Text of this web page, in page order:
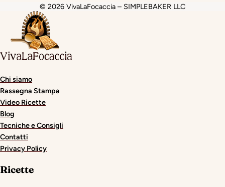
© 2026 VivaLaFocaccia – SIMPLEBAKER LLC
holiganbet
Chi siamo
Rassegna Stampa
Video Ricette
Blog
Tecniche e Consigli
Contatti
Privacy Policy
Ricette